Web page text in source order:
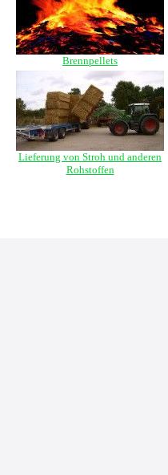
Brennpellets
Lieferung von Stroh und anderen
Rohstoffen